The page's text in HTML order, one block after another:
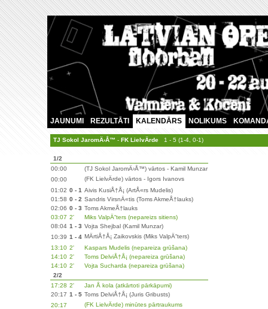
JAUNUMI REZULTĀTI KALENDĀRS NOLIKUMS
TJ Sokol JaromÄ›Å™ - FK LielvÄrde1 - 5 (1-4, 0-1)
1/2
00:00
(TJ Sokol JaromÄ›Å™) vārtos - Kamil Munzar
00:00
(FK LielvÄrde) vārtos - Igors Ivanovs
01:02 0 - 1 Aivis KusiÅ†Å¡ (ArtÅ«rs Mudelis)
01:58 0 - 2 Sandris VirsnÄ«tis (Toms AkmeÅ†lauks)
02:06 0 - 3 Toms AkmeÅ†lauks
03:07 2'
Miks ValpÄ“ters (nepareizs sitiens)
08:04 1 - 3 Vojta Shejbal (Kamil Munzar)
10:39 1 - 4 MÄrtiÅ†Å¡ Zaikovskis (Miks ValpÄ“ters)
13:10 2'
Kaspars Mudelis (nepareiza grūšana)
14:10 2'
Toms DelviÅ†Å¡ (nepareiza grūšana)
14:10 2'
Vojta Sucharda (nepareiza grūšana)
2/2
17:28 2'
Jan Å kola (atkārtoti pārkāpumi)
20:17 1 - 5 Toms DelviÅ†Å¡ (Juris Gribusts)
20:17
(FK LielvÄrde) minūtes pārtraukums